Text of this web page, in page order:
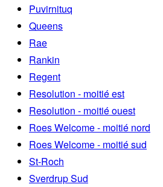
Puvirnituq
Queens
Rae
Rankin
Regent
Resolution - moitié est
Resolution - moitié ouest
Roes Welcome - moitié nord
Roes Welcome - moitié sud
St-Roch
Sverdrup Sud